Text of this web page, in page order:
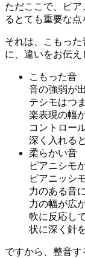
ただここで、ピ
るとても重要な点
それは、 こもった
に、違いをお伝え
こもった音
音の強弱が
テシモはつ
楽表現の幅
コントロー
深く入れる
柔らかい音
ピアニシモ
ピアニッシ
力のある音
力の幅が広
軟に反応し
状に深く針
ですから、整音